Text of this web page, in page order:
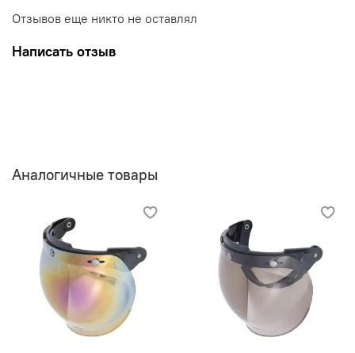
Отзывов еще никто не оставлял
Написать отзыв
Аналогичные товары